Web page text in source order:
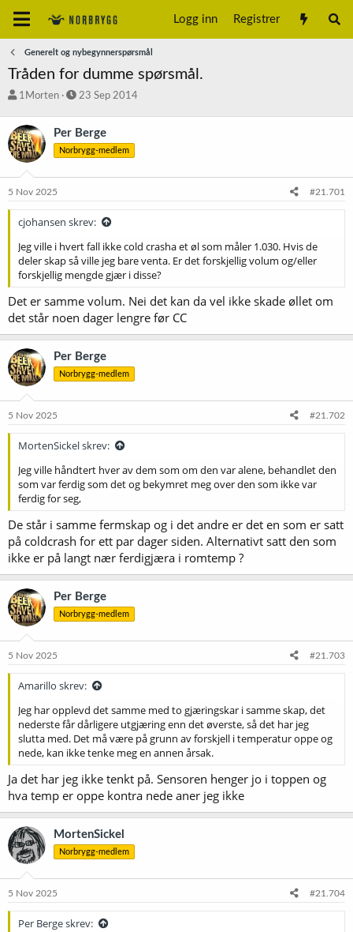
Logg inn Registrer
Generelt og nybegynnerspørsmål
Tråden for dumme spørsmål.
T
å
d
s
a
r
t
e
1Morten
S
r
t
a
o
23 Sep 2014
Per Berge
Norbrygg-medlem
5 Nov 2025 #21.701
cjohansen skrev:
Jeg ville i hvert fall ikke cold crasha et øl som måler 1.030. Hvis de
deler skap så ville jeg bare venta. Er det forskjellig volum og/eller
forskjellig mengde gjær i disse?
Det er samme volum. Nei det kan da vel ikke skade øllet om
det står noen dager lengre før CC
Per Berge
Norbrygg-medlem
5 Nov 2025 #21.702
MortenSickel skrev:
Jeg ville håndtert hver av dem som om den var alene, behandlet den
som var ferdig som det og bekymret meg over den som ikke var
ferdig for seg,
De står i samme fermskap og i det andre er det en som er satt
på coldcrash for ett par dager siden. Alternativt satt den som
ikke er på langt nær ferdigjæra i romtemp ?
Per Berge
Norbrygg-medlem
5 Nov 2025 #21.703
Amarillo skrev:
Jeg har opplevd det samme med to gjæringskar i samme skap, det
nederste får dårligere utgjæring enn det øverste, så det har jeg
slutta med. Det må være på grunn av forskjell i temperatur oppe og
nede, kan ikke tenke meg en annen årsak.
Ja det har jeg ikke tenkt på. Sensoren henger jo i toppen og
hva temp er oppe kontra nede aner jeg ikke
MortenSickel
Norbrygg-medlem
5 Nov 2025 #21.704
Per Berge skrev: